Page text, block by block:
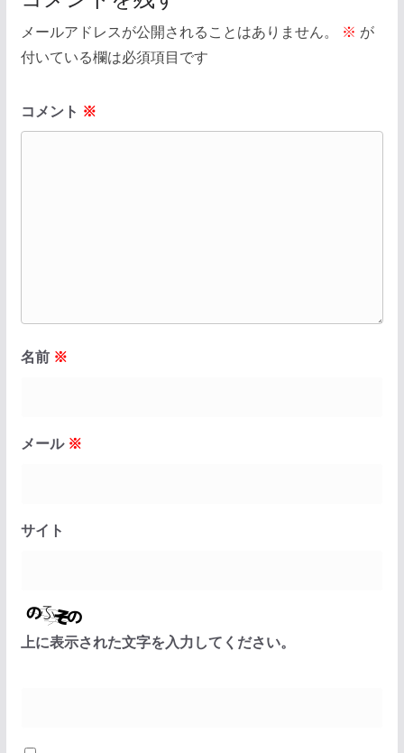
メールアドレスが公開されることはありません。 ※ が
付いている欄は必須項目です
コメント ※
名前 ※
メール ※
サイト
上に表示された文字を入力してください。